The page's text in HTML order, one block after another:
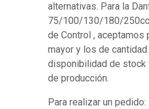
alternativas. Para la
75/100/130/180/
de Control , aceptamos
mayor y los de
disponibilidad de stock
de producción.
Para realizar un pedido: